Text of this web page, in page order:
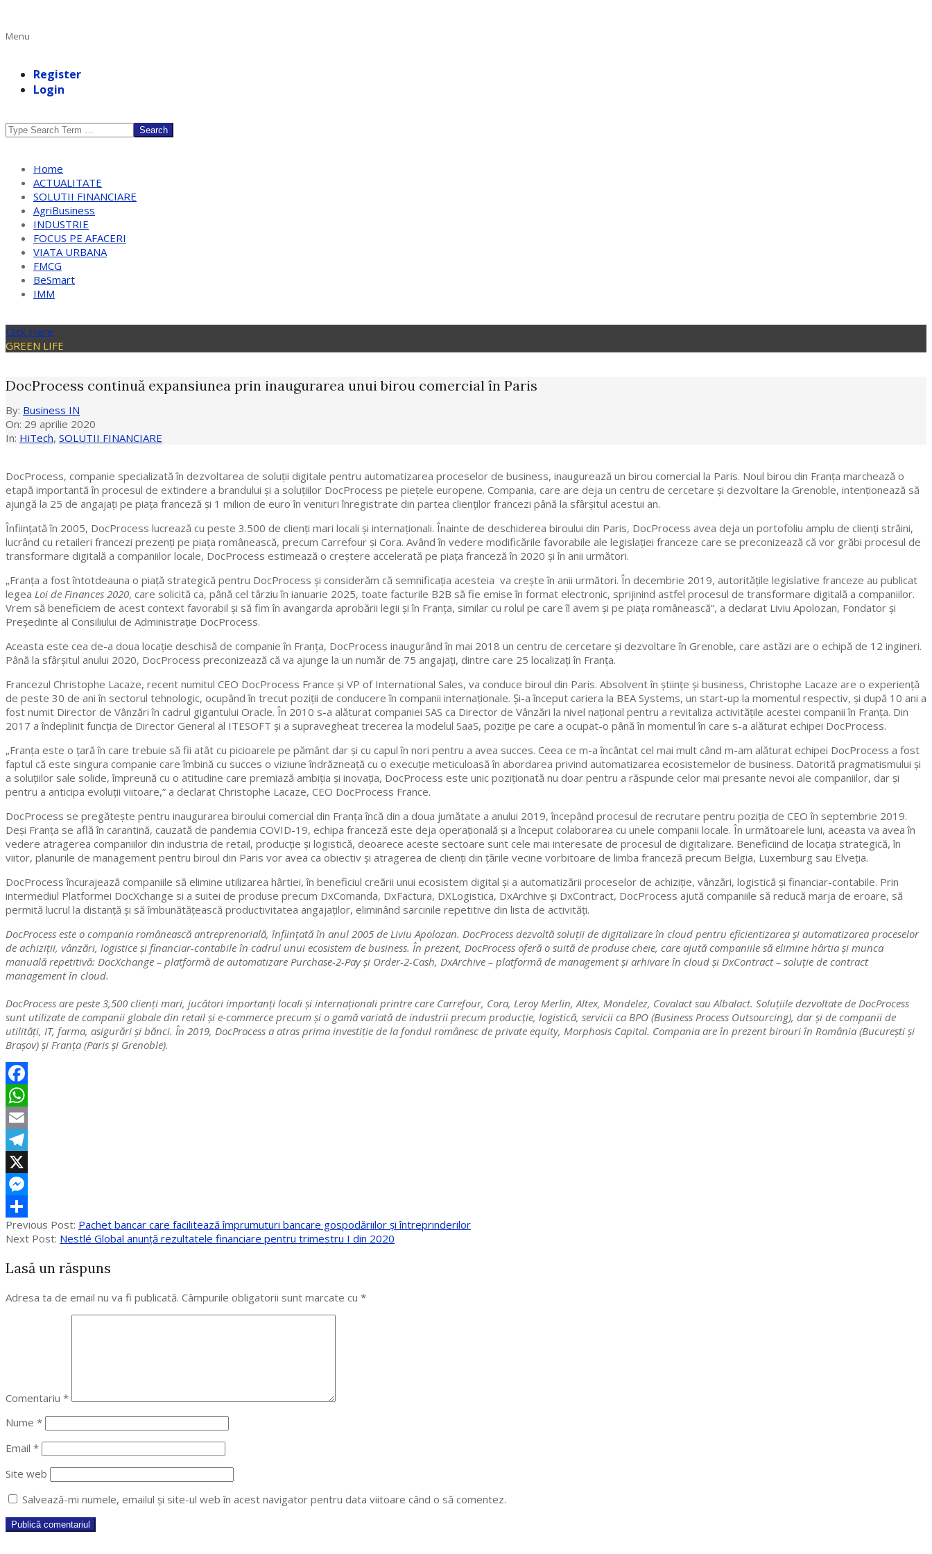
Primary
Menu
Register
Login
Search
Home
ACTUALITATE
SOLUTII FINANCIARE
AgriBusiness
INDUSTRIE
FOCUS PE AFACERI
VIATA URBANA
FMCG
BeSmart
IMM
Click Here
GREEN LIFE
DocProcess continuă expansiunea prin inaugurarea unui birou comercial în Paris
By: Business IN
On: 29 aprilie 2020
In: HiTech, SOLUTII FINANCIARE
DocProcess, companie specializată în dezvoltarea de soluții digitale pentru automatizarea proceselor de business, inaugurează un birou comercial la Paris. Noul birou din Franța marchează o
etapă importantă în procesul de extindere a brandului și a soluțiilor DocProcess pe piețele europene. Compania, care are deja un centru de cercetare și dezvoltare la Grenoble, intenționează să
ajungă la 25 de angajați pe piața franceză și 1 milion de euro în venituri înregistrate din partea clienților francezi până la sfârșitul acestui an.
Înființată în 2005, DocProcess lucrează cu peste 3.500 de clienți mari locali și internaționali. Înainte de deschiderea biroului din Paris, DocProcess avea deja un portofoliu amplu de clienți străini,
lucrând cu retaileri francezi prezenți pe piața românească, precum Carrefour și Cora. Având în vedere modificările favorabile ale legislației franceze care se preconizează că vor grăbi procesul de
transformare digitală a companiilor locale, DocProcess estimează o creștere accelerată pe piața franceză în 2020 și în anii următori.
„Franța a fost întotdeauna o piață strategică pentru DocProcess și considerăm că semnificația acesteia va crește în anii următori. În decembrie 2019, autoritățile legislative franceze au publicat
legea Loi de Finances 2020, care solicită ca, până cel târziu în ianuarie 2025, toate facturile B2B să fie emise în format electronic, sprijinind astfel procesul de transformare digitală a companiilor.
Vrem să beneficiem de acest context favorabil și să fim în avangarda aprobării legii și în Franța, similar cu rolul pe care îl avem și pe piața românească”, a declarat Liviu Apolozan, Fondator și
Președinte al Consiliului de Administrație DocProcess.
Aceasta este cea de-a doua locație deschisă de companie în Franța, DocProcess inaugurând în mai 2018 un centru de cercetare și dezvoltare în Grenoble, care astăzi are o echipă de 12 ingineri.
Până la sfârșitul anului 2020, DocProcess preconizează că va ajunge la un număr de 75 angajați, dintre care 25 localizați în Franța.
Francezul Christophe Lacaze, recent numitul CEO DocProcess France și VP of International Sales, va conduce biroul din Paris. Absolvent în științe și business, Christophe Lacaze are o experiență
de peste 30 de ani în sectorul tehnologic, ocupând în trecut poziții de conducere în companii internaționale. Și-a început cariera la BEA Systems, un start-up la momentul respectiv, și după 10 ani a
fost numit Director de Vânzări în cadrul gigantului Oracle. În 2010 s-a alăturat companiei SAS ca Director de Vânzări la nivel național pentru a revitaliza activitățile acestei companii în Franța. Din
2017 a îndeplinit funcția de Director General al ITESOFT și a supravegheat trecerea la modelul SaaS, poziție pe care a ocupat-o până în momentul în care s-a alăturat echipei DocProcess.
„Franța este o țară în care trebuie să fii atât cu picioarele pe pământ dar și cu capul în nori pentru a avea succes. Ceea ce m-a încântat cel mai mult când m-am alăturat echipei DocProcess a fost
faptul că este singura companie care îmbină cu succes o viziune îndrăzneață cu o execuție meticuloasă în abordarea privind automatizarea ecosistemelor de business. Datorită pragmatismului și
a soluțiilor sale solide, împreună cu o atitudine care premiază ambiția și inovația, DocProcess este unic poziționată nu doar pentru a răspunde celor mai presante nevoi ale companiilor, dar și
pentru a anticipa evoluții viitoare,” a declarat Christophe Lacaze, CEO DocProcess France.
DocProcess se pregătește pentru inaugurarea biroului comercial din Franța încă din a doua jumătate a anului 2019, începând procesul de recrutare pentru poziția de CEO în septembrie 2019.
Deși Franța se află în carantină, cauzată de pandemia COVID-19, echipa franceză este deja operațională și a început colaborarea cu unele companii locale. În următoarele luni, aceasta va avea în
vedere atragerea companiilor din industria de retail, producție și logistică, deoarece aceste sectoare sunt cele mai interesate de procesul de digitalizare. Beneficiind de locația strategică, în
viitor, planurile de management pentru biroul din Paris vor avea ca obiectiv și atragerea de clienți din țările vecine vorbitoare de limba franceză precum Belgia, Luxemburg sau Elveția.
DocProcess încurajează companiile să elimine utilizarea hârtiei, în beneficiul creării unui ecosistem digital și a automatizării proceselor de achiziție, vânzări, logistică și financiar-contabile. Prin
intermediul Platformei DocXchange si a suitei de produse precum DxComanda, DxFactura, DXLogistica, DxArchive și DxContract, DocProcess ajută companiile să reducă marja de eroare, să
permită lucrul la distanță și să îmbunătățească productivitatea angajaților, eliminând sarcinile repetitive din lista de activități.
DocProcess este o compania românească antreprenorială, înființată în anul 2005 de Liviu Apolozan. DocProcess dezvoltă soluții de digitalizare în cloud pentru eficientizarea și automatizarea proceselor
de achiziții, vânzări, logistice și financiar-contabile în cadrul unui ecosistem de business. În prezent, DocProcess oferă o suită de produse cheie, care ajută companiile să elimine hârtia și munca
manuală repetitivă: DocXchange – platformă de automatizare Purchase-2-Pay și Order-2-Cash, DxArchive – platformă de management și arhivare în cloud și DxContract – soluție de contract
management în cloud.
DocProcess are peste 3,500 clienți mari, jucători importanți locali și internaționali printre care Carrefour, Cora, Leroy Merlin, Altex, Mondelez, Covalact sau Albalact. Soluțiile dezvoltate de DocProcess
sunt utilizate de companii globale din retail și e-commerce precum și o gamă variată de industrii precum producție, logistică, servicii ca BPO (Business Process Outsourcing), dar și de companii de
utilități, IT, farma, asigurări și bănci. În 2019, DocProcess a atras prima investiție de la fondul românesc de private equity, Morphosis Capital. Compania are în prezent birouri în România (București și
Brașov) și Franța (Paris și Grenoble).
Facebook
WhatsApp
Email
Telegram
X
Messenger
Partajează
2020-
04-
Previous Post: Pachet bancar care facilitează împrumuturi bancare gospodăriilor și întreprinderilor
Next Post: Nestlé Global anunță rezultatele financiare pentru trimestru I din 2020
Lasă un răspuns
Adresa ta de email nu va fi publicată. Câmpurile obligatorii sunt marcate cu *
Comentariu *
Nume *
Email *
Site web
Salvează-mi numele, emailul și site-ul web în acest navigator pentru data viitoare când o să comentez.